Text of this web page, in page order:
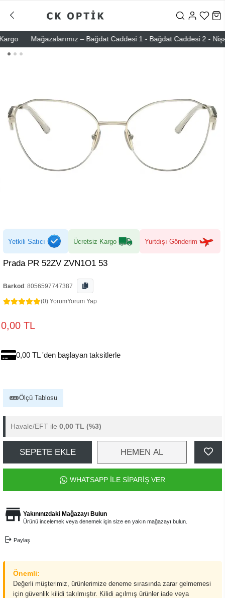
Mağazalarımız – Bağdat Caddesi 1 - Bağdat Caddesi 2 -
Yetkili Satıcı Ücretsiz Kargo Yurtdışı Gönderim
Prada PR 52ZV ZVN1O1 53
Barkod : 8056597747387
(0) YorumYorum Yap
0,00 TL
0,00 TL 'den başlayan taksitlerle
Ölçü Tablosu
Havale/EFT ile 0,00 TL (%3)
SEPETE EKLE HEMEN AL
WHATSAPP İLE SİPARİŞ VER
Yakınınızdaki Mağazayı Bulun
Ürünü incelemek veya denemek için size en yakın mağazayı bulun.
Paylaş
Önemli:
Değerli müşterimiz, ürünlerimize deneme sırasında zarar gelmemesi
için güvenlik kilidi takılmıştır. Kilidi açılmış ürünler iade veya